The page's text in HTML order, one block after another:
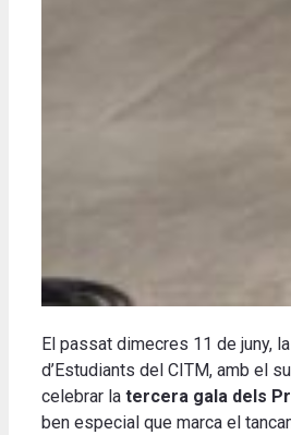
El passat dimecres 11 de juny,
d’Estudiants del CITM, amb el
celebrar la tercera gala dels
ben especial que marca el